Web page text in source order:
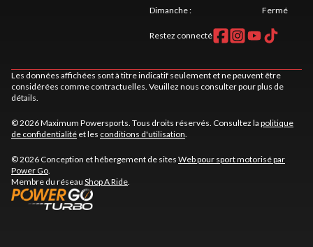
Dimanche: Fermé
Restez connecté
Les données affichées sont à titre indicatif seulement et ne peuvent être
considérées comme contractuelles. Veuillez nous consulter pour plus de
détails.
© 2026 Maximum Powersports. Tous droits réservés. Consultez la politique
de confidentialité et les conditions d'utilisation.
© 2026 Conception et hébergement de sites Web pour sport motorisé par
Power Go.
Membre du réseau Shop A Ride.